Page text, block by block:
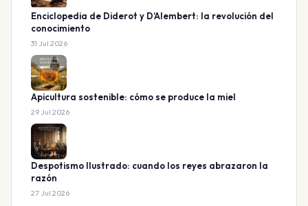
Enciclopedia de Diderot y D’Alembert: la revolución del
conocimiento
31 Jul 2026
Apicultura sostenible: cómo se produce la miel
29 Jul 2026
Despotismo Ilustrado: cuando los reyes abrazaron la
razón
27 Jul 2026